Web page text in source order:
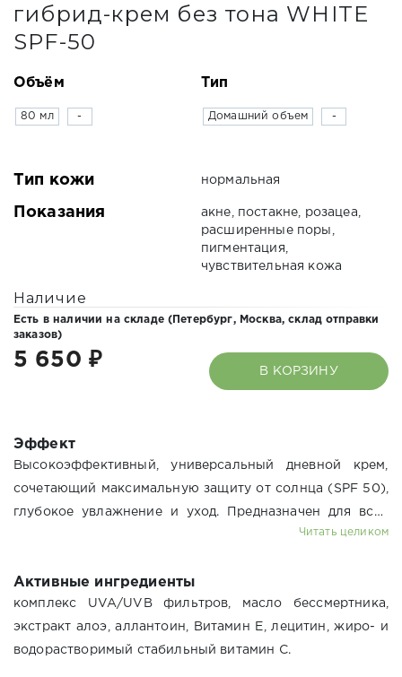
гибрид-крем без тона WHITE
SPF-50
Объём
80 мл -
Тип
Домашний объем -
Тип кожи нормальная
Показания
акне, постакне, розацеа,
расширенные поры,
пигментация,
чувствительная кожа
Наличие
Есть в наличии на складе ( Петербург, Москва,склад отправки
заказов)
5 650 ₽
В КОРЗИНУ
Эффект
Высокоэффективный, универсальный дневной крем,
сочетающий максимальную защиту от солнца (SPF 50),
глубокое увлажнение и уход. Предназначен для всех
типов кожи, включая чувствительную и
увлажнение,снятие раздражения,
противовоспалительное, нормализация работы
сальных желез.
Читать целиком
Активные ингредиенты
комплекс UVA/UVB фильтров, масло бессмертника,
экстракт алоэ, аллантоин, Витамин Е, лецитин, жиро- и
водорастворимый стабильный витамин С.